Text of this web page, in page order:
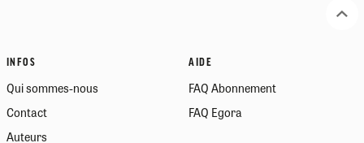
INFOS
Qui sommes-nous
Contact
Auteurs
AIDE
FAQ Abonnement
FAQ Egora